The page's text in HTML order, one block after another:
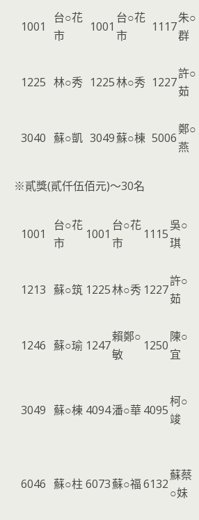
1001
台○花
市
1001
台○花
市
1117
朱○
群
1225 林○秀 1225林○秀 1227
許○
茹
3040 蘇○凱 3049蘇○棟 5006
鄭○
燕
※貳獎(貳仟伍佰元)～30名
1001
台○花
市
1001
台○花
市
1115
吳○
琪
1213 蘇○筑 1225林○秀 1227
許○
茹
1246 蘇○瑜 1247
賴鄭○
敏
1250
陳○
宜
3049 蘇○棟 4094潘○華4095
柯○
竣
6046 蘇○柱 6073蘇○福6132
蘇蔡
○妹